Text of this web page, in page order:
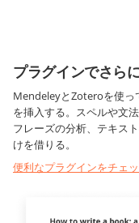
プラグインでさら
MendeleyとZoteroを使っ
を挿入する。スペルや文
フレーズの分析、テキス
けを借りる。
便利なプラグインをチェ